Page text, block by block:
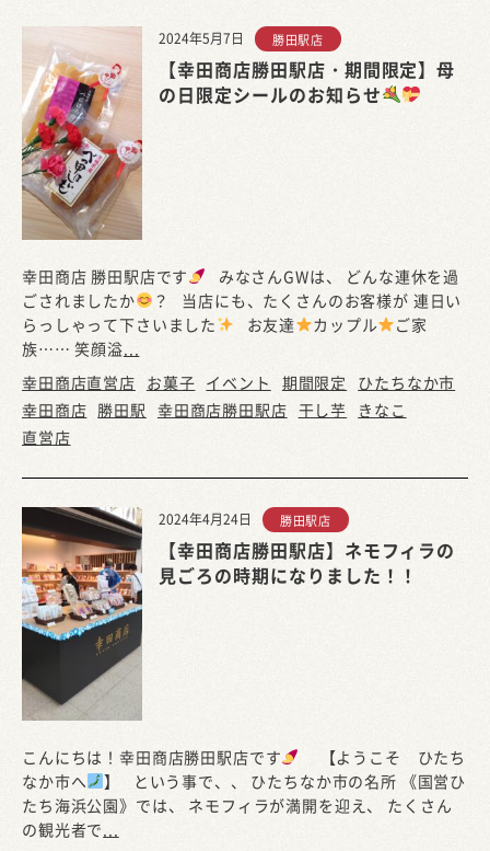
2024年5月7日 勝田駅店
【幸田商店勝田駅店・期間限定】母
の日限定シールのお知らせ
幸田商店 勝田駅店です
みなさんGWは、 どんな連休を過
ごされましたか
？ 当店にも、たくさんのお客様が 連日い
らっしゃって下さいました
お友達 カップル
ご家
族…… 笑顔溢
幸田商店直営店 お菓子 イベント 期間限定
ひたちなか市
幸田商店 勝田駅 幸田商店勝田駅店 干し芋
きなこ
直営店
2024年4月24日 勝田駅店
【幸田商店勝田駅店】ネモフィラの
見ごろの時期になりました！！
こんにちは！幸田商店勝田駅店です
【ようこそ ひたち
なか市へ
】 という事で、、 ひたちなか市の名所 《国営ひ
たち海浜公園》では、 ネモフィラが満開を迎え、 たくさん
の観光者で...